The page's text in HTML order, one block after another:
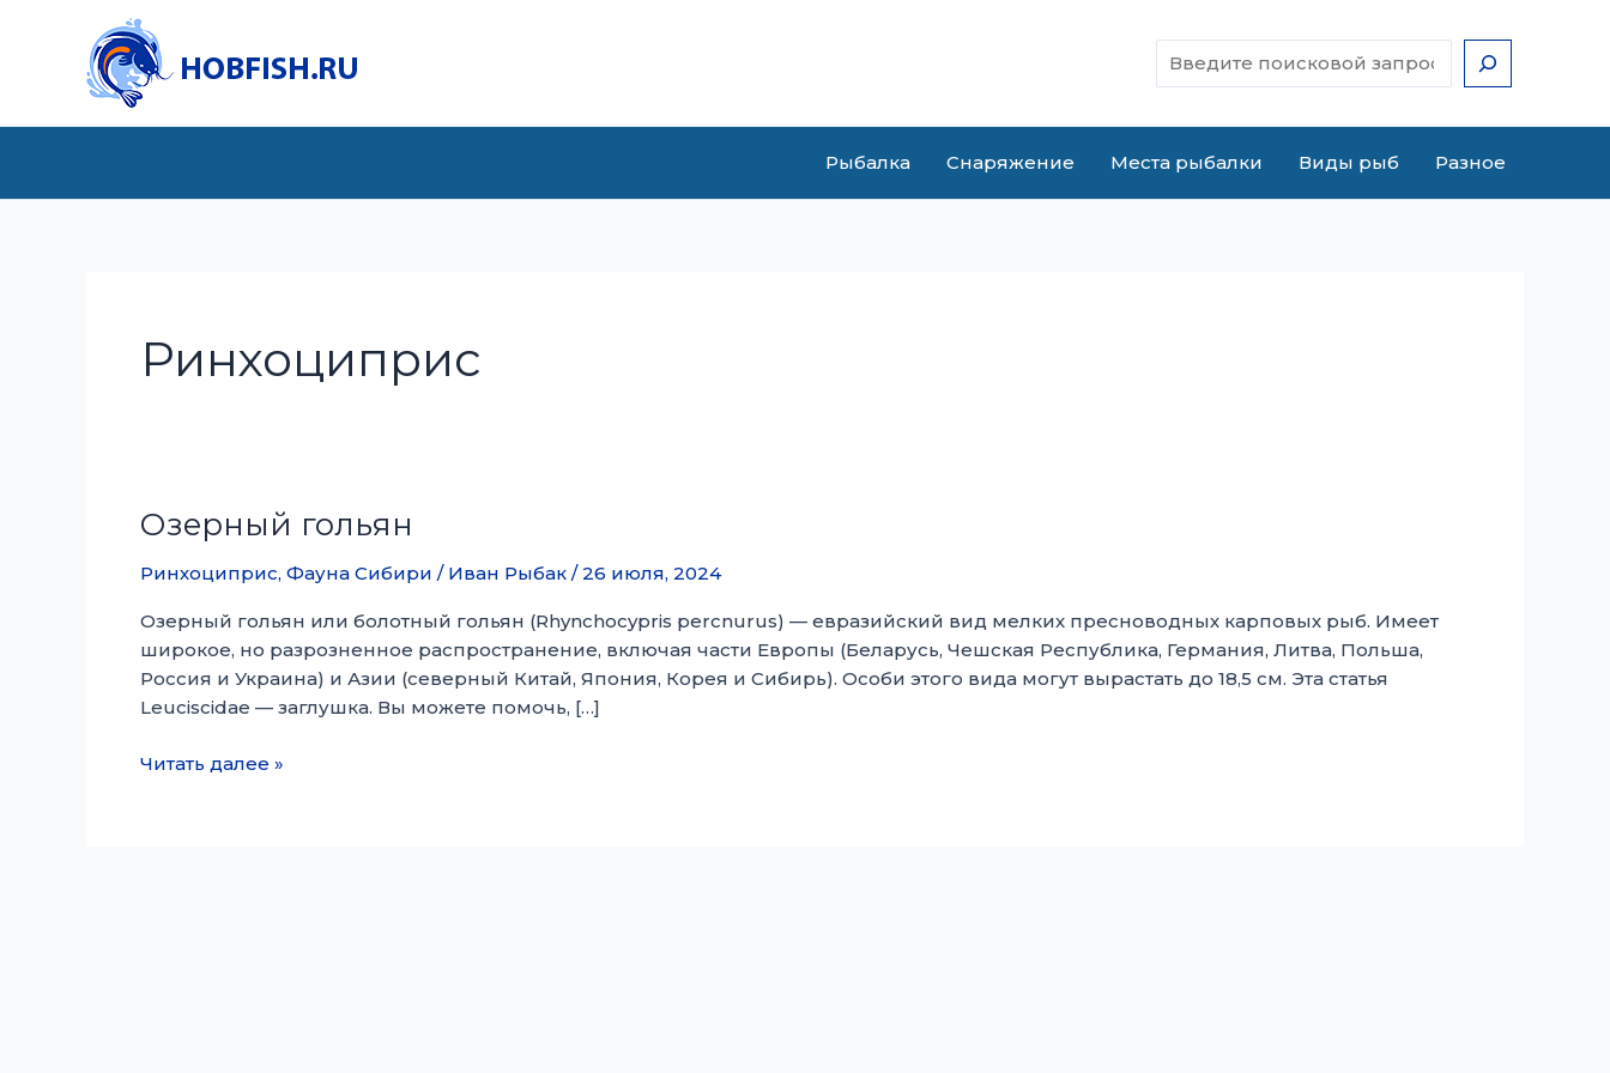
содержимому
Рыбалка Снаряжение Места рыбалки Виды рыб Разное
Ринхоциприс
Озерный гольян
Ринхоциприс, Фауна Сибири / Иван Рыбак /26 июля, 2024
Озерный гольян или болотный гольян (Rhynchocypris percnurus) — евразийский вид мелких пресноводных карповых рыб. Имеет
широкое, но разрозненное распространение, включая части Европы (Беларусь, Чешская Республика, Германия, Литва, Польша,
Россия и Украина) и Азии (северный Китай, Япония, Корея и Сибирь). Особи этого вида могут вырастать до 18,5 см. Эта статья
Leuciscidae — заглушка. Вы можете помочь, […]
Озерный
Читать далее »